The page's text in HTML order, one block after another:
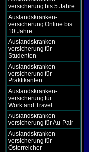
versicherung bis 5 Jahre
Auslandskranken-
versicherung Online bis
10 Jahre
Auslandskranken-
versicherung für
Studenten
Auslandskranken-
versicherung für
Praktikanten
Auslandskranken-
versicherung für
Work and Travel
Auslandskranken-
versicherung für Au-Pair
Auslandskranken-
versicherung für
Österreicher